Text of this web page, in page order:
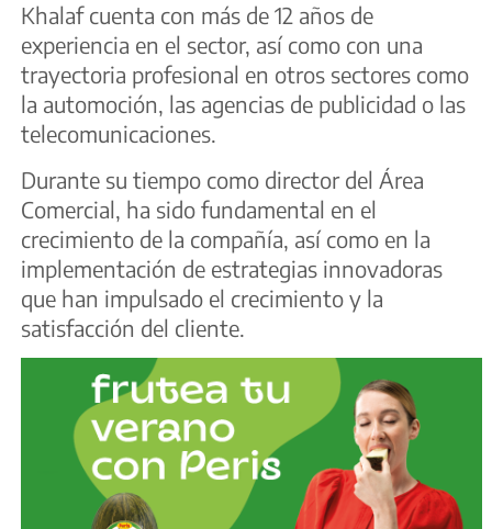
Khalaf cuenta con más de 12 años de
experiencia en el sector, así como con una
trayectoria profesional en otros sectores como
la automoción, las agencias de publicidad o las
telecomunicaciones.
Durante su tiempo como director del Área
Comercial, ha sido fundamental en el
crecimiento de la compañía, así como en la
implementación de estrategias innovadoras
que han impulsado el crecimiento y la
satisfacción del cliente.